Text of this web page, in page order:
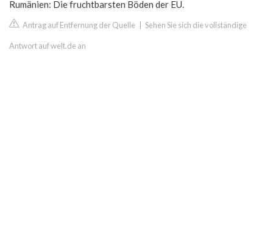
Rumänien: Die fruchtbarsten Böden der EU.
Antrag auf Entfernung der Quelle Sehen Sie sich die vollständige
Antwort auf welt.de an